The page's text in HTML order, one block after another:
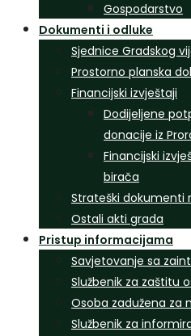
Gospodarstvo
Dokumenti i odluke
Sjednice Gradskog
Prostorno planska
Financijski izvještaji
Dodijeljene
donacije iz
Financijski
birača
Strateški dokumenti
Ostali akti grada
Pristup informacijama
Savjetovanje sa
Službenik za zaštitu
Osoba zadužena za
Službenik za